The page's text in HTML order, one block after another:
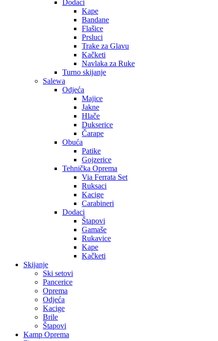
Dodaci
Kape
Bandane
Flašice
Prsluci
Trake za Glavu
Kačketi
Navlaka za Ruke
Turno skijanje
Salewa
Odjeća
Majice
Jakne
Hlače
Dukserice
Čarape
Obuća
Patike
Gojzerice
Tehnička Oprema
Via Ferrata Set
Ruksaci
Kacige
Carabineri
Dodaci
Štapovi
Gamaše
Rukavice
Kape
Kačketi
Skijanje
Ski setovi
Pancerice
Oprema
Odjeća
Kacige
Brile
Štapovi
Kamp Oprema